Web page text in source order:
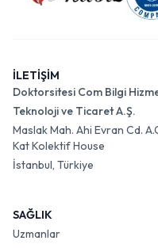
İLETİŞİM
Doktorsitesi Com Bilgi
Teknoloji ve Ticaret A.Ş.
Maslak Mah. Ahi Evran Cd.
Kat Kolektif House
İstanbul, Türkiye
SAĞLIK
Uzmanlar